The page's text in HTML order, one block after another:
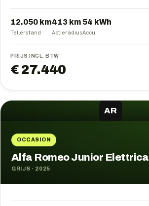
12.050 km
Tellerstand
413 km
Actieradius
54 kWh
Accu
PRIJS INCL. BTW
€ 27.440
AR
OCCASION
Alfa Romeo Junior Elettrica
GRIJS · 2025